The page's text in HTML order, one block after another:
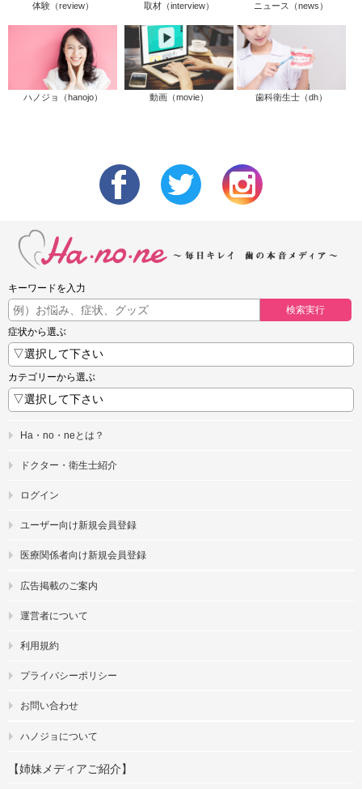
体験（review） 取材（interview） ニュース（news）
ハノジョ（hanojo） 動画（movie） 歯科衛生士（dh）
キーワードを入力
検索実行
症状から選ぶ
カテゴリーから選ぶ
Ha・no・neとは？
ドクター・衛生士紹介
ログイン
ユーザー向け新規会員登録
医療関係者向け新規会員登録
広告掲載のご案内
運営者について
利用規約
プライバシーポリシー
お問い合わせ
ハノジョについて
【姉妹メディアご紹介】